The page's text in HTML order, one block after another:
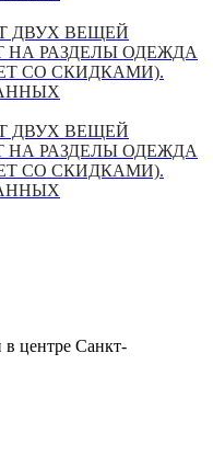
ДВУХ ВЕЩЕЙ
НА РАЗДЕЛЫ ОДЕЖДА
СО СКИДКАМИ).
ДВУХ ВЕЩЕЙ
НА РАЗДЕЛЫ ОДЕЖДА
СО СКИДКАМИ).
центре Санкт-